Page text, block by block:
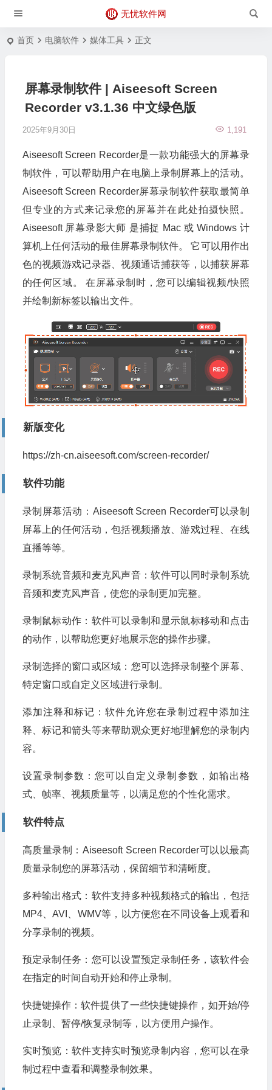
无忧软件网
首页 电脑软件 媒体工具 正文
屏幕录制软件 | Aiseesoft Screen
Recorder v3.1.36 中文绿色版
2025年9月30日 1,191
Aiseesoft Screen Recorder是一款功能强大的屏幕录
制软件，可以帮助用户在电脑上录制屏幕上的活动。
Aiseesoft Screen Recorder屏幕录制软件获取最简单
但专业的方式来记录您的屏幕并在此处拍摄快照。
Aiseesoft 屏幕录影大师 是捕捉 Mac 或 Windows 计
算机上任何活动的最佳屏幕录制软件。 它可以用作出
色的视频游戏记录器、视频通话捕获等，以捕获屏幕
的任何区域。 在屏幕录制时，您可以编辑视频/快照
并绘制新标签以输出文件。
新版变化
https://zh-cn.aiseesoft.com/screen-recorder/
软件功能
录制屏幕活动：Aiseesoft Screen Recorder可以录制
屏幕上的任何活动，包括视频播放、游戏过程、在线
直播等等。
录制系统音频和麦克风声音：软件可以同时录制系统
音频和麦克风声音，使您的录制更加完整。
录制鼠标动作：软件可以录制和显示鼠标移动和点击
的动作，以帮助您更好地展示您的操作步骤。
录制选择的窗口或区域：您可以选择录制整个屏幕、
特定窗口或自定义区域进行录制。
添加注释和标记：软件允许您在录制过程中添加注
释、标记和箭头等来帮助观众更好地理解您的录制内
容。
设置录制参数：您可以自定义录制参数，如输出格
式、帧率、视频质量等，以满足您的个性化需求。
软件特点
高质量录制：Aiseesoft Screen Recorder可以以最高
质量录制您的屏幕活动，保留细节和清晰度。
多种输出格式：软件支持多种视频格式的输出，包括
MP4、AVI、WMV等，以方便您在不同设备上观看和
分享录制的视频。
预定录制任务：您可以设置预定录制任务，该软件会
在指定的时间自动开始和停止录制。
快捷键操作：软件提供了一些快捷键操作，如开始/停
止录制、暂停/恢复录制等，以方便用户操作。
实时预览：软件支持实时预览录制内容，您可以在录
制过程中查看和调整录制效果。